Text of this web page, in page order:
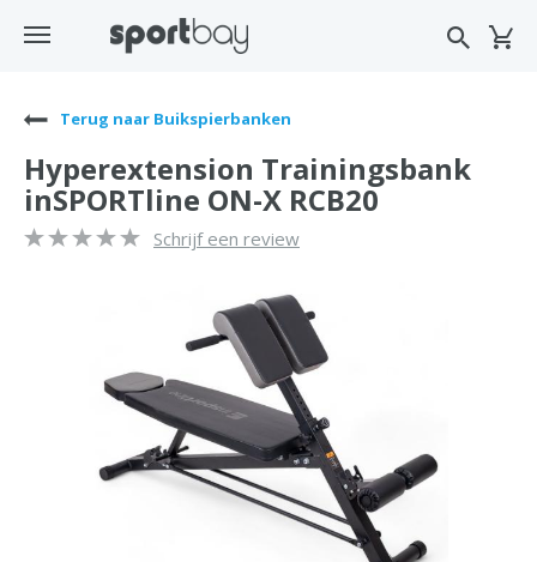
Terug naar Buikspierbanken
Hyperextension Trainingsbank
inSPORTline ON-X RCB20
Schrijf een review